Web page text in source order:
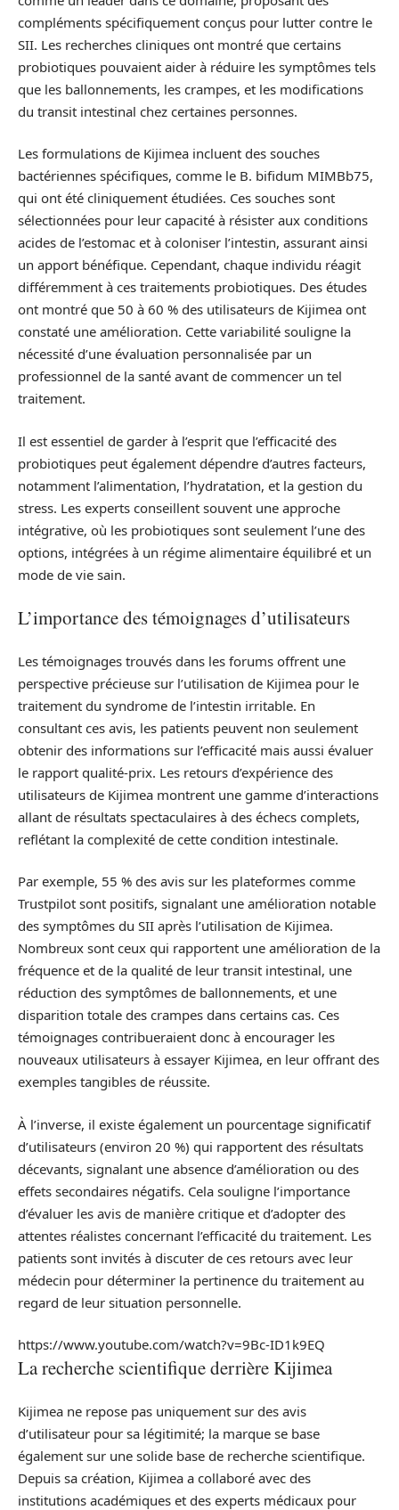
compléments spécifiquement conçus pour lutter contre le
SII. Les recherches cliniques ont montré que certains
probiotiques pouvaient aider à réduire les symptômes tels
que les ballonnements, les crampes, et les modifications
du transit intestinal chez certaines personnes.
Les formulations de Kijimea incluent des souches
bactériennes spécifiques, comme le B. bifidum MIMBb75,
qui ont été cliniquement étudiées. Ces souches sont
sélectionnées pour leur capacité à résister aux conditions
acides de l’estomac et à coloniser l’intestin, assurant ainsi
un apport bénéfique. Cependant, chaque individu réagit
différemment à ces traitements probiotiques. Des études
ont montré que 50 à 60 % des utilisateurs de Kijimea ont
constaté une amélioration. Cette variabilité souligne la
nécessité d’une évaluation personnalisée par un
professionnel de la santé avant de commencer un tel
traitement.
Il est essentiel de garder à l’esprit que l’efficacité des
probiotiques peut également dépendre d’autres facteurs,
notamment l’alimentation, l’hydratation, et la gestion du
stress. Les experts conseillent souvent une approche
intégrative, où les probiotiques sont seulement l’une des
options, intégrées à un régime alimentaire équilibré et un
mode de vie sain.
L’importance des témoignages d’utilisateurs
Les témoignages trouvés dans les forums offrent une
perspective précieuse sur l’utilisation de Kijimea pour le
traitement du syndrome de l’intestin irritable. En
consultant ces avis, les patients peuvent non seulement
obtenir des informations sur l’efficacité mais aussi évaluer
le rapport qualité-prix. Les retours d’expérience des
utilisateurs de Kijimea montrent une gamme d’interactions
allant de résultats spectaculaires à des échecs complets,
reflétant la complexité de cette condition intestinale.
Par exemple, 55 % des avis sur les plateformes comme
Trustpilot sont positifs, signalant une amélioration notable
des symptômes du SII après l’utilisation de Kijimea.
Nombreux sont ceux qui rapportent une amélioration de la
fréquence et de la qualité de leur transit intestinal, une
réduction des symptômes de ballonnements, et une
disparition totale des crampes dans certains cas. Ces
témoignages contribueraient donc à encourager les
nouveaux utilisateurs à essayer Kijimea, en leur offrant des
exemples tangibles de réussite.
À l’inverse, il existe également un pourcentage significatif
d’utilisateurs (environ 20 %) qui rapportent des résultats
décevants, signalant une absence d’amélioration ou des
effets secondaires négatifs. Cela souligne l’importance
d’évaluer les avis de manière critique et d’adopter des
attentes réalistes concernant l’efficacité du traitement. Les
patients sont invités à discuter de ces retours avec leur
médecin pour déterminer la pertinence du traitement au
regard de leur situation personnelle.
https://www.youtube.com/watch?v=9Bc-ID1k9EQ
La recherche scientifique derrière Kijimea
Kijimea ne repose pas uniquement sur des avis
d’utilisateur pour sa légitimité; la marque se base
également sur une solide base de recherche scientifique.
Depuis sa création, Kijimea a collaboré avec des
institutions académiques et des experts médicaux pour